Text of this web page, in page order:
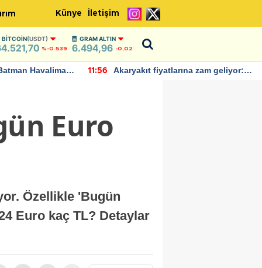
Künye İletişim
BITCOIN(USDT)
%-0.539
GRAM ALTIN
6.494,96 -0,02
zam geliyor:
22:37
IMF, Birleşik Krallık ekonomisinin
Euro
Özellikle 'Bugün
Euro kaç TL? Detaylar